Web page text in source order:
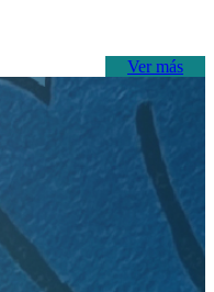
Ver más